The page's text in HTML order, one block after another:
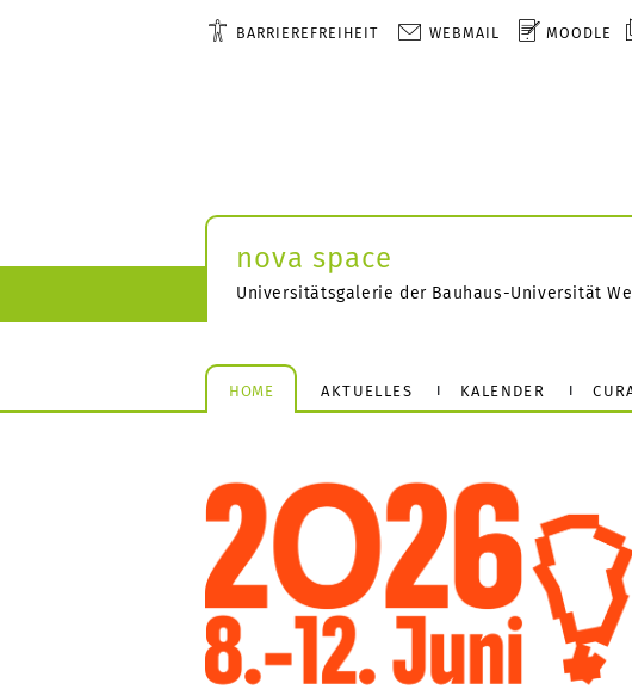
BARRIEREFREIHEIT WEBMAIL MOODLE
nova space
Universitätsgalerie der Bauhaus-Universität
HOME AKTUELLES KALENDER